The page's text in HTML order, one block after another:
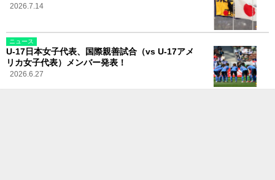
2026.7.14
ニュース
U-17日本女子代表、国際親善試合（vs U-17アメ
リカ女子代表）メンバー発表！
2026.6.27